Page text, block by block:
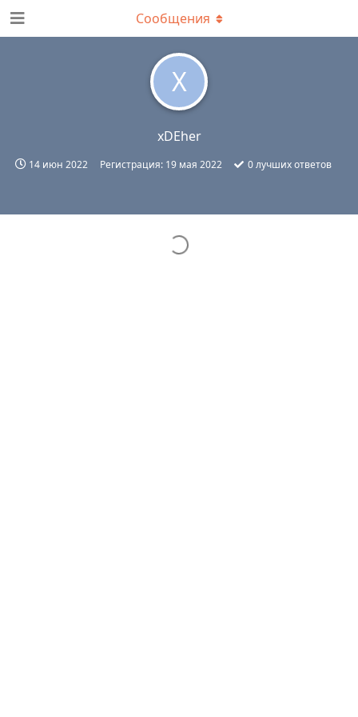
X
xDEher
14 июн 2022 Регистрация: 19 мая 2022 0лучших ответов
Сообщения